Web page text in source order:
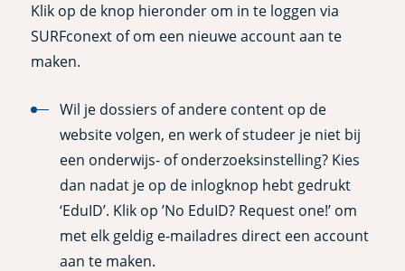
Klik op de knop hieronder om in te loggen via
SURFconext of om een nieuwe account aan te
maken.
Wil je dossiers of andere content op de
website volgen, en werk of studeer je niet bij
een onderwijs- of onderzoeksinstelling? Kies
dan nadat je op de inlogknop hebt gedrukt
‘EduID’. Klik op ’No EduID? Request one!’ om
met elk geldig e-mailadres direct een account
aan te maken.